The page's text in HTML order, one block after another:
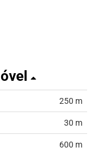
250 m
30 m
600 m